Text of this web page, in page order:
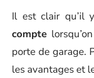
Il est clair qu’il
compte
porte de garage.
les avantages et